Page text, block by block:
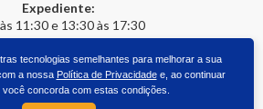
Expediente:
11:30 e 13:30 às 17:30
- Todos os direitos reservados.
tecnologias semelhantes para melhorar a sua
a nossa Política de Privacidadee, ao continuar
você concorda com estas condições.